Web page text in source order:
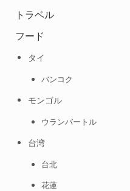
トラベル
フード
タイ
バンコク
モンゴル
ウランバートル
台湾
台北
花蓮